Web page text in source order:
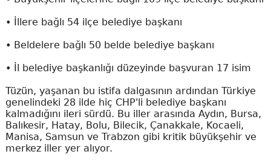
• İllere bağlı 54 ilçe belediye başkanı
• Beldelere bağlı 50 belde belediye başkanı
• İl belediye başkanlığı düzeyinde başvuran 17 isim
Tüzün, yaşanan bu istifa dalgasının ardından Türkiye
genelindeki 28 ilde hiç CHP'li belediye başkanı
kalmadığını ileri sürdü. Bu iller arasında Aydın, Bursa,
Balıkesir, Hatay, Bolu, Bilecik, Çanakkale, Kocaeli,
Manisa, Samsun ve Trabzon gibi kritik büyükşehir ve
merkez iller yer alıyor.